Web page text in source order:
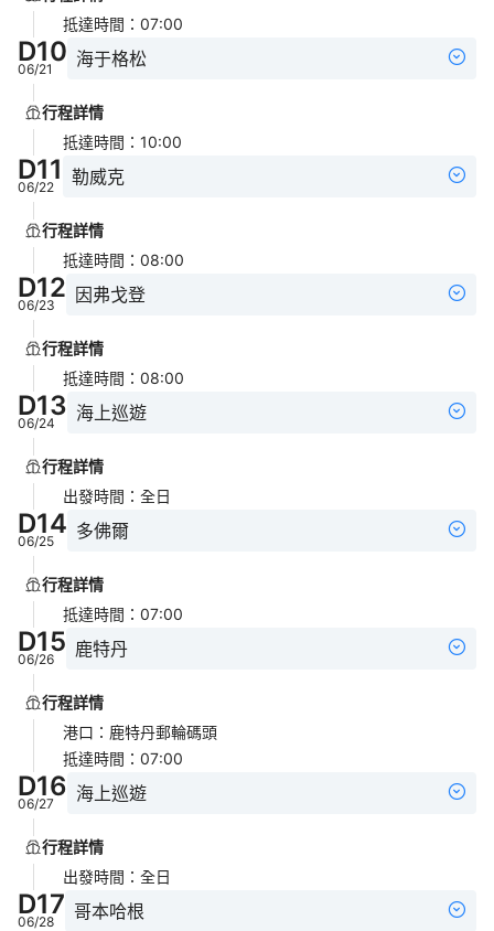
抵達時間 ： 07:00
D10
06/21 海于格松
行程詳情
抵達時間 ： 10:00
D11
06/22 勒威克
行程詳情
抵達時間 ： 08:00
D12
06/23 因弗戈登
行程詳情
抵達時間 ： 08:00
D13
06/24 海上巡遊
行程詳情
出發時間 ： 全日
D14
06/25 多佛爾
行程詳情
抵達時間 ： 07:00
D15
06/26 鹿特丹
行程詳情
港口 ： 鹿特丹郵輪碼頭
抵達時間 ： 07:00
D16
06/27 海上巡遊
行程詳情
出發時間 ： 全日
D17
06/28 哥本哈根